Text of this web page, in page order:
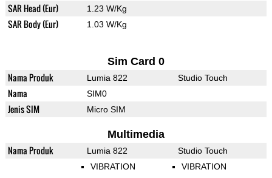
SAR Head (Eur) 1.23 W/Kg
SAR Body (Eur) 1.03 W/Kg
Sim Card 0
Nama Produk Lumia 822 Studio Touch
Nama SIM0
Jenis SIM Micro SIM
Multimedia
Nama Produk Lumia 822 Studio Touch
VIBRATION VIBRATION